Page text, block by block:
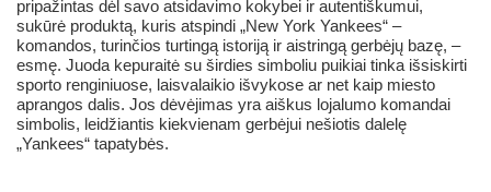
pripažintas dėl savo atsidavimo kokybei ir autentiškumui,
sukūrė produktą, kuris atspindi „New York Yankees“ –
komandos, turinčios turtingą istoriją ir aistringą gerbėjų bazę, –
esmę. Juoda kepuraitė su širdies simboliu puikiai tinka išsiskirti
sporto renginiuose, laisvalaikio išvykose ar net kaip miesto
aprangos dalis. Jos dėvėjimas yra aiškus lojalumo komandai
simbolis, leidžiantis kiekvienam gerbėjui nešiotis dalelę
„Yankees“ tapatybės.